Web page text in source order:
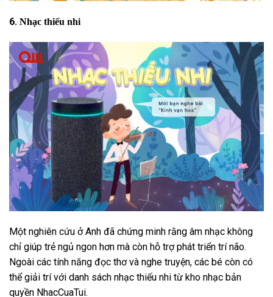
6. Nhạc thiếu nhi
Một nghiên cứu ở Anh đã chứng minh rằng âm nhạc không
chỉ giúp trẻ ngủ ngon hơn mà còn hỗ trợ phát triển trí não.
Ngoài các tính năng đọc thơ và nghe truyện, các bé còn có
thể giải trí với danh sách nhạc thiếu nhi từ kho nhạc bản
quyền NhacCuaTui.